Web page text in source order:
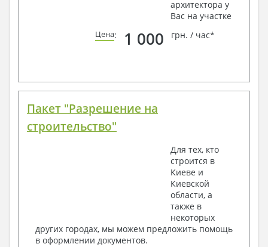
архитектора у
Вас на участке
Цена: 1 000 грн. / час*
Пакет "Разрешение на
строительство"
Для тех, кто
строится в
Киеве и
Киевской
области, а
также в
некоторых
других городах, мы можем предложить помощь
в оформлении документов.